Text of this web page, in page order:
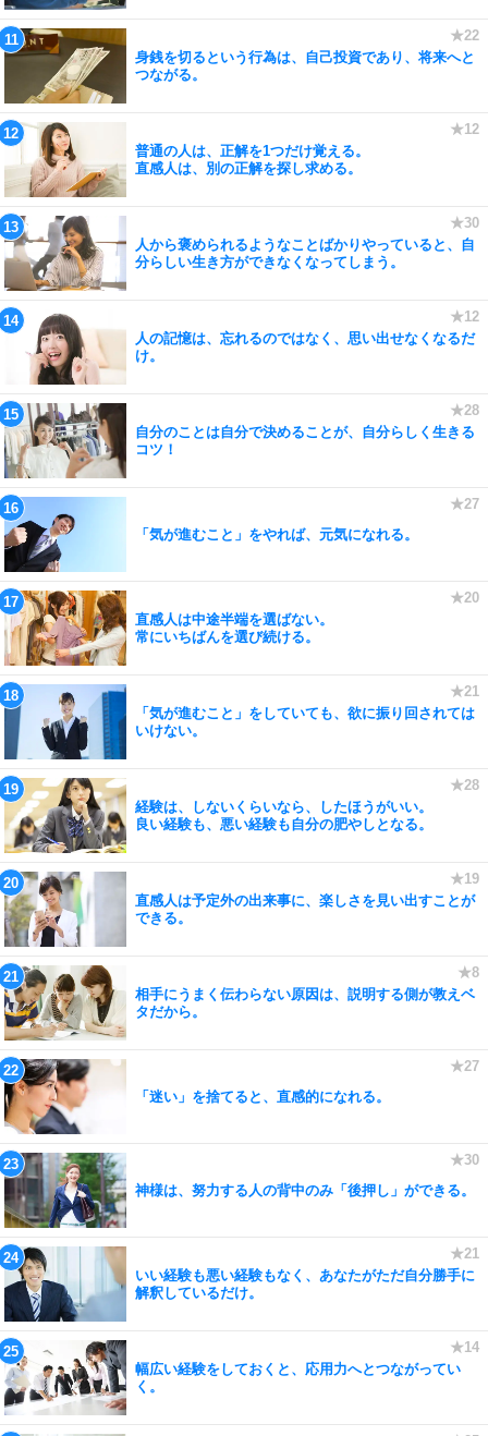
身銭を切るという行為は、自己投資であり、将来へと
つながる。
普通の人は、正解を1つだけ覚える。
直感人は、別の正解を探し求める。
人から褒められるようなことばかりやっていると、自
分らしい生き方ができなくなってしまう。
人の記憶は、忘れるのではなく、思い出せなくなるだ
け。
自分のことは自分で決めることが、自分らしく生きる
コツ！
「気が進むこと」をやれば、元気になれる。
直感人は中途半端を選ばない。
常にいちばんを選び続ける。
「気が進むこと」をしていても、欲に振り回されては
いけない。
経験は、しないくらいなら、したほうがいい。
良い経験も、悪い経験も自分の肥やしとなる。
直感人は予定外の出来事に、楽しさを見い出すことが
できる。
相手にうまく伝わらない原因は、説明する側が教えベ
タだから。
「迷い」を捨てると、直感的になれる。
神様は、努力する人の背中のみ「後押し」ができる。
いい経験も悪い経験もなく、あなたがただ自分勝手に
解釈しているだけ。
幅広い経験をしておくと、応用力へとつながってい
く。